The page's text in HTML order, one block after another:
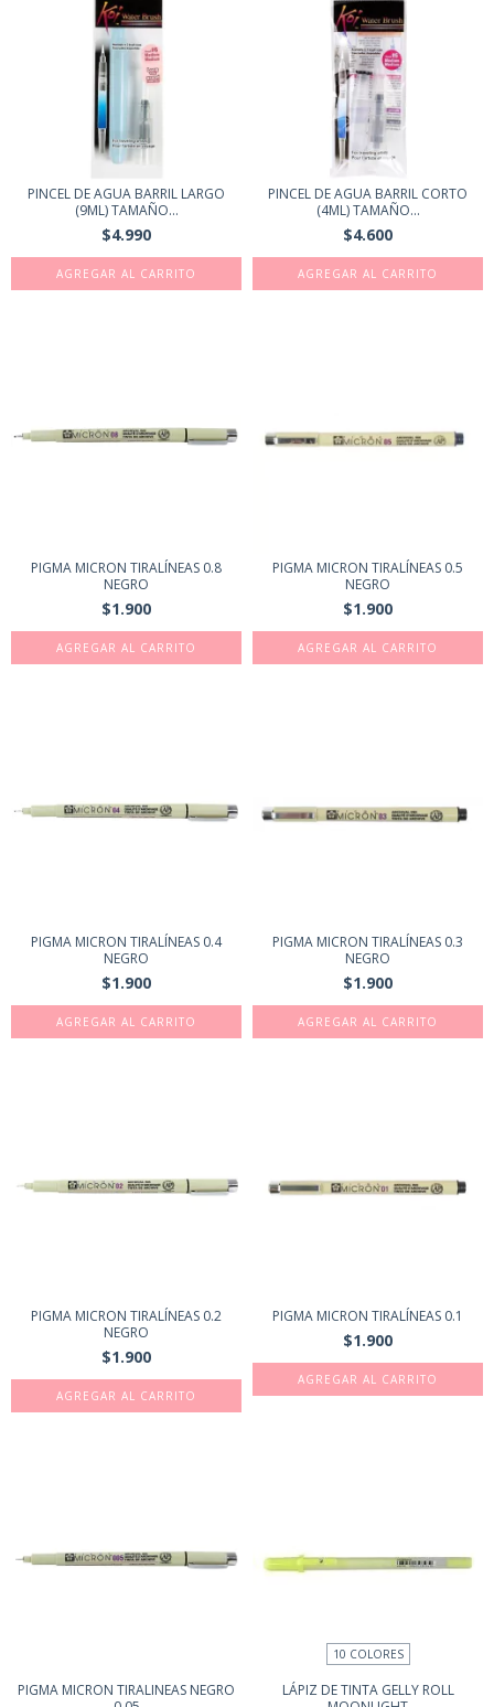
PINCEL DE AGUA BARRIL LARGO
(9ML) TAMAÑO...
$4.990
AGREGAR AL CARRITO
PINCEL DE AGUA BARRIL CORTO
(4ML) TAMAÑO...
$4.600
AGREGAR AL CARRITO
PIGMA MICRON TIRALÍNEAS 0.8
NEGRO
$1.900
PIGMA MICRON TIRALÍNEAS 0.5
NEGRO
$1.900
PIGMA MICRON TIRALÍNEAS 0.4
NEGRO
$1.900
PIGMA MICRON TIRALÍNEAS 0.3
NEGRO
$1.900
PIGMA MICRON TIRALÍNEAS 0.2
NEGRO
$1.900
PIGMA MICRON TIRALÍNEAS 0.1
$1.900
PIGMA MICRON TIRALINEAS NEGRO
10 COLORES
LÁPIZ DE TINTA GELLY ROLL